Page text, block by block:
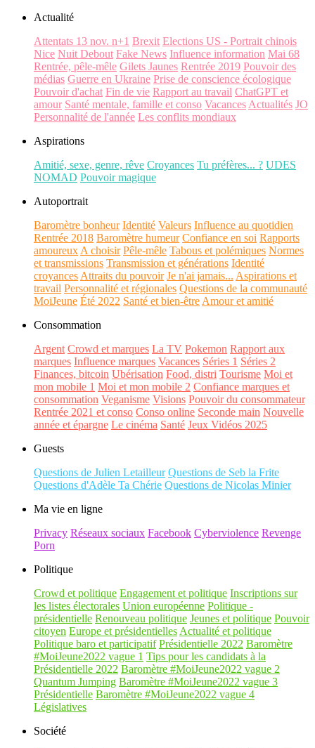
Actualité
Attentats 13 nov. n+1 Brexit Elections US - Portrait chinois
Nice Nuit Debout Fake News Influence information Mai 68
Rentrée, pêle-mêle Gilets Jaunes Rentrée 2019 Pouvoir des
médias Guerre en Ukraine Prise de conscience écologique
Pouvoir d'achat Fin de vie Rapport au travail ChatGPT et
amour Santé mentale, famille et conso Vacances Actualités JO
Personnalité de l'année Les conflits mondiaux
Aspirations
Amitié, sexe, genre, rêve Croyances Tu préfères... ? UDES
NOMAD Pouvoir magique
Autoportrait
Baromètre bonheur Identité Valeurs Influence au quotidien
Rentrée 2018 Baromètre humeur Confiance en soi Rapports
amoureux A choisir Pêle-mêle Tabous et polémiques Normes
et transmissions Transmission et générations Identité
croyances Attraits du pouvoir Je n'ai jamais... Aspirations et
travail Personnalité et régionales Questions de la communauté
MoiJeune Été 2022 Santé et bien-être Amour et amitié
Consommation
Argent Crowd et marques La TV Pokemon Rapport aux
marques Influence marques Vacances Séries 1 Séries 2
Finances, bitcoin Ubérisation Food, distri Tourisme Moi et
mon mobile 1 Moi et mon mobile 2 Confiance marques et
consommation Veganisme Visions Pouvoir du consommateur
Rentrée 2021 et conso Conso online Seconde main Nouvelle
année et épargne Le cinéma Santé Jeux Vidéos 2025
Guests
Questions de Julien Letailleur Questions de Seb la Frite
Questions d'Adèle Ta Chérie Questions de Nicolas Minier
Ma vie en ligne
Privacy Réseaux sociaux Facebook Cyberviolence Revenge
Porn
Politique
Crowd et politique Engagement et politique Inscriptions sur
les listes électorales Union européenne Politique -
présidentielle Renouveau politique Jeunes et politique Pouvoir
citoyen Europe et présidentielles Actualité et politique
Politique baro et participatif Présidentielle 2022 Baromètre
#MoiJeune2022 vague 1 Tips pour les candidats à la
Présidentielle 2022 Baromètre #MoiJeune2022 vague 2
Quantum Jumping Baromètre #MoiJeune2022 vague 3
Présidentielle Baromètre #MoiJeune2022 vague 4
Législatives
Société